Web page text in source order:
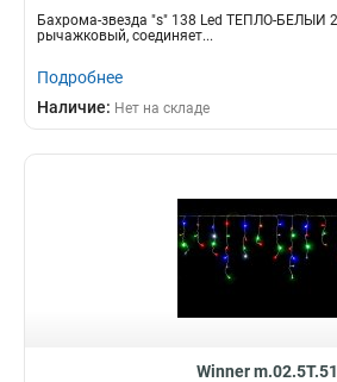
Бахрома-звезда "s" 138 Led ТЁПЛО-БЕЛЫЙ
рычажковый, соединяет...
Подробнее
Наличие: Нет на складе
Winner m.02.5T.51